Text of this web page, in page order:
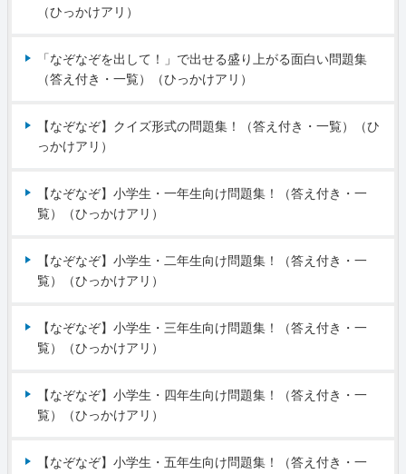
（ひっかけアリ）
「なぞなぞを出して！」で出せる盛り上がる面白い問題集
（答え付き・一覧）（ひっかけアリ）
【なぞなぞ】クイズ形式の問題集！（答え付き・一覧）（ひ
っかけアリ）
【なぞなぞ】小学生・一年生向け問題集！（答え付き・一
覧）（ひっかけアリ）
【なぞなぞ】小学生・二年生向け問題集！（答え付き・一
覧）（ひっかけアリ）
【なぞなぞ】小学生・三年生向け問題集！（答え付き・一
覧）（ひっかけアリ）
【なぞなぞ】小学生・四年生向け問題集！（答え付き・一
覧）（ひっかけアリ）
【なぞなぞ】小学生・五年生向け問題集！（答え付き・一